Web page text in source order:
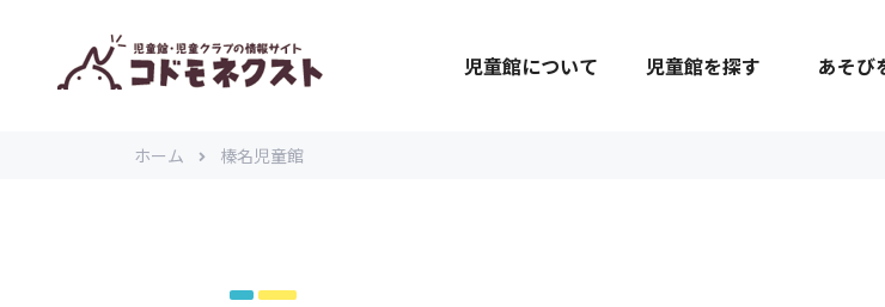
児童館について 児童館を探す あそび
ホーム 榛名児童館